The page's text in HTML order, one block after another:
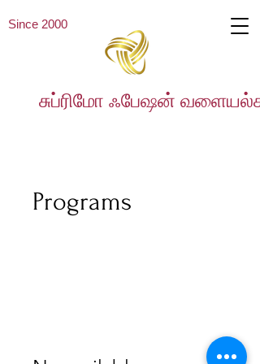
Since 2000
சுப்ரிமோ ஃபேஷன்
Programs